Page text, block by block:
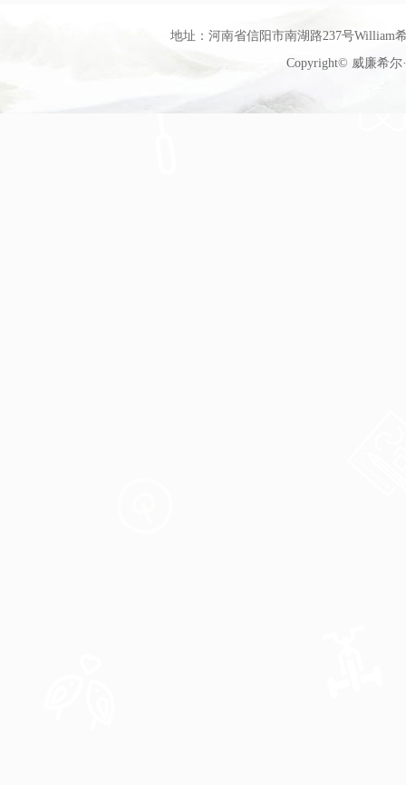
地址：河南省信阳市南湖路237号William
Copyright© 威廉希